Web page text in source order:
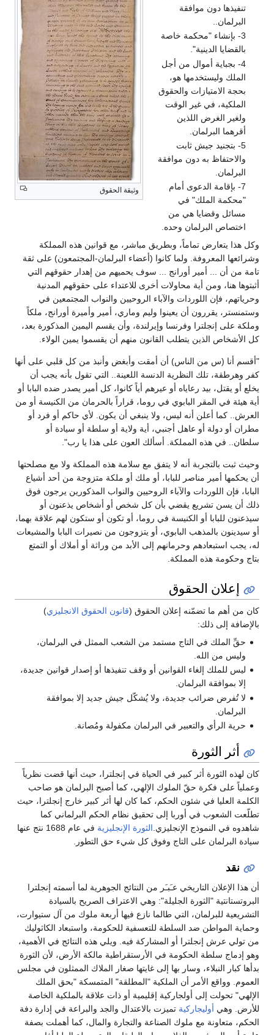
وثيقة الحقوق
تنفيذها دون موافقة
البرلمان..
3- بإنشاء "محكمة خاصة
بالقضايا الدينية".
4- بجباية أموال من أجل
الملك وليستخدمها هو،
بحجة الامتيازات والحقوق
الملكية، في غير الوقت
ولغير الغرض اللذين
أقرهما البرلمان.
5- بتجنيد جيش ثابت
والاحتفاظ به دون موافقة
البرلمان.
7- بإقامة الدعوى أمام
"محكمة الملك" في
مسائل وقضايا هي من
اختصاص البرلمان وحده.
وكل هذا يتعارض تماماً، وبطريق مباشر، مع قوانين هذه المملكة
وشرائعها المعروفة. ولما كانوا (أعضاء البرلمان-المجتمعون) على ثقة
تامة من أن ... أمير أورانج ... سوف يحميهم من إهدار حقوقهم التي
أثبتوها هنا، ومن أية محاولات أخرى للاعتداء على حقوقهم المدنية
وحرياتهم، فإن اللوردات والآباء الروحيين والنواب المجتمعين في
وستمنستر، يقررون أن يعينوا وليم وماري، أمير وأميرة أورانج، ملكاً
وملكة على إنجلترا وفرنسا وإيرلندة، وأن يقسم اليمين المذكورة بعد،
كل الأشخاص الذين يتطلب القانون منهم أن يقسموا يمين الولاء.
"أقسم أنا (س من الناس) أن أمقت وأبغض وأنبذ من كل قلبي على أنها
كفر وهرطقة، تلك النظرية الدنسة اللعينة.. التي تقول بأنه يجب أن
يخلع أو يقتل، بيد رعاياه أو عيرهم أياً كانوا، كل أمير يصدر ضده البابا أو
أية هيئة في المقر البابوي في روما، قراراً بالحرمان من الكنيسة أو من
العرش.. كما أعلن أنه ليس، ولا ينبغي أن يكون. لأي حاكم أو فرد أو
مطران أو دولة أو عاهل أجنبي، أية ولاية أو سلطة أو سيادة أو
سلطان.. في هذه المملكة. أسألك العون على هذا يا رب".
وحيث ثبت بالتجربة أنه لا يتفق مع سلامة هذه المملكة ولا مع مصلحتها
أن يحكمها أمير مناصر للبابا، أو ملك أو ملكة متزوجة من أحد أشياع
البابا، فإن اللوردات والآباء الروحيين والنواب المذكورين يرجون فوق
ذلك أن يسن تشريع يقضي بأن كل شخص أو أشخاص يذعنون أو
سيذعنون للبابا أو الكنيسة في روما، أو تكون أو ستكون لهم علاقة بهما،
أو سيدينون بالمذهب البابوي، أو يتزوجون من نصيرات البابا والمشيعات
له، يجب استبعادهم وحرمانهم إلى الأبد من وراثة أو أملاك أو التمتع
بتاج وحكومة هذه المملكة.
إعلان الحقوق
كان من أهم ما تضمّنه إعلان الحقوق (قانون الحقوق الانجليزي)
بالإضافة إلى ذلك:
حقِّ الملك في التاج مستمد من الشعب الممثل في البرلمان،
وليس من الله.
ليس للملك إلغاء القوانين أو وقف تنفيذها أو إصدار قوانين جديدة،
إلا بموافقة البرلمان.
لا تُفرض ضرائب جديدة، ولا يُشكّل جيش جديد إلا بموافقة
البرلمان.
حرية الرأي والتعبير في البرلمان مكفولة ومُصانة.
أثر الثورة
كان لهذه الثورة أثر كبير في الحياة في إنجلترا، حيث أنها قضت نظرياً
وعملياً على فكرة حقّ الملوك الإلهي، كما أصبح البرلمان هو صاحب
الكلمة العليا في شئون الحكم، كما كان لها أثر كبير خارج إنجلترا، حيث
تطلّعت الشعوب في أوربا إلى تحقيق نظام الحكم البرلماني كما
شاهدوه في النموذج الإنجليزي. الثورة الإنجليزية
في عام 1688 نتج عنها
سيادة البرلمان على التاج وفوق كل شيء حق التطور.
نقد
أن هذا الإعلان التاريخي عـَبـَر من النتائج الجوهرية لما أسمته إنجلترا
البروتستانتية "الثورة الجليلة": وهي الاعتراف الصريح بالسيادة
التشريعية للبرلمان، التي طالما نازع فيها أربعة ملوك من آل ستيوارت،
وحماية المواطن ضد السلطة للتعسفية للحكومة، واستبعاد الكاثوليك
من تولي عرش إنجلترا أو المشاركة فيه. ويلي هذه النتائج في الأهمية،
وهو إدماج سلطة الحكومة في الأرستقراطية مالكة الأرض، لأن الثورة
بدأها كبار النبلاء، وسار بها إلى غايتها صغار الملاك الممثلون في مجلس
العموم. وواقع الأمر أن الملكية "المطلقة" المتمسكة "بحق الملك
الإلهي" تحولت إلى أولجاركية إقليمية أو ذات علاقة بالملكية الخاصة
للأرض. وهي أوليجاركية تميزت بالاعتدال والجد والبراعة في إدارة دفة
الحكم، متعاونة مع ملوك الصناعة والتجارة والمال، كما أهملت بصفة